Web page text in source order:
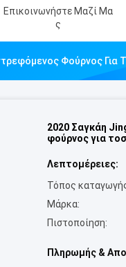
Επικοινωνήστε Μαζί Μα
Σ
Φούρνος Για
2020 Σαγκάη
φούρνος για
Λεπτομέρειες:
Τόπος
Μάρκα:
Πιστοποίηση:
Πληρωμής &